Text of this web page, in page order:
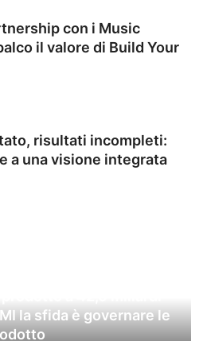
con i Music
il valore di Build Your
risultati incompleti:
a una visione integrata
la sfida è governare le